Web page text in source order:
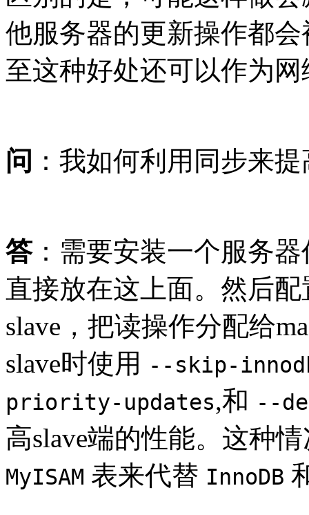
他服务器的更新操作都
至这种好处还可以作为
问 ：我如何利用同步来
答：需要安装一个服务器
直接放在这上面。然后
slave，把读操作分配给
slave时使用
--skip-
priority-updates,和 --
高slave端的性能。这种
MyISAM 表来代替 InnoDB